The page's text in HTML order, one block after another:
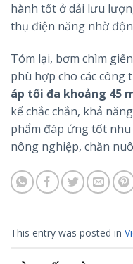
hành tốt ở dải lưu
thụ điện năng nhờ
Tóm lại, bơm chìm
phù hợp cho các công
áp tối đa khoảng 45
kế chắc chắn, khả
phẩm đáp ứng tốt
nông nghiệp, chăn
This entry was posted in